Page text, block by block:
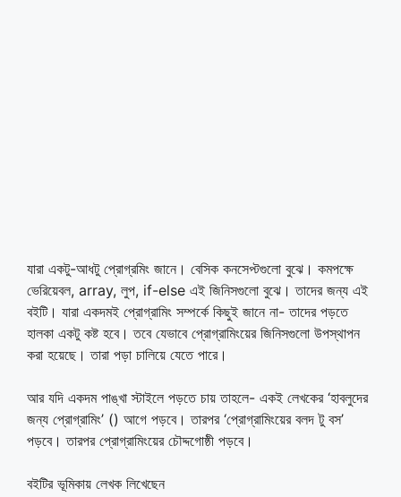
যারা একটু-আধটু প্রোগ্রমিং জানে। বেসিক কনসেপ্টগুলো বুঝে। কমপক্ষে
ভেরিয়েবল, array, লুপ, if-else এই জিনিসগুলো বুঝে। তাদের জন্য এই
বইটি। যারা একদমই প্রোগ্রামিং সম্পর্কে কিছুই জানে না- তাদের পড়তে
হালকা একটু কষ্ট হবে। তবে যেভাবে প্রোগ্রামিংয়ের জিনিসগুলো উপস্থাপন
করা হয়েছে। তারা পড়া চালিয়ে যেতে পারে।
আর যদি একদম পাঙ্খা স্টাইলে পড়তে চায় তাহলে- একই লেখকের ‘হাবলুদের
জন্য প্রোগ্রামিং’ () আগে পড়বে। তারপর ‘প্রোগ্রামিংয়ের বলদ টু বস’
পড়বে। তারপর প্রোগ্রামিংয়ের চৌদ্দগোষ্ঠী পড়বে।
বইটির ভূমিকায় লেখক লিখেছেন